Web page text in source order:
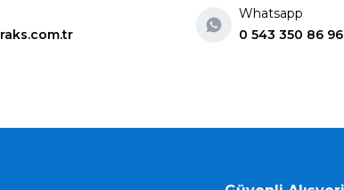
Whatsapp
0 543 350 86 96